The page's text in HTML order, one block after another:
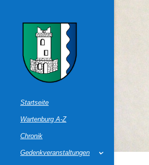
Startseite
Wartenburg A-Z
Chronik
Gedenkveranstaltungen